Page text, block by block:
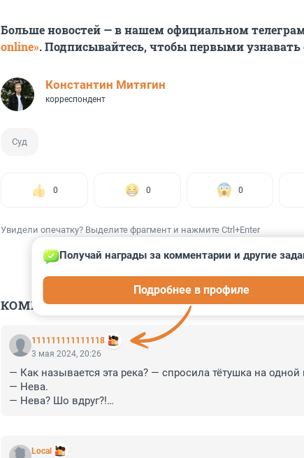
Больше новостей — в нашем официальном
online». Подписывайтесь, чтобы первыми
Константин Митягин
корреспондент
Суд
0 0 0
Увидели опечатку? Выделите фрагмент и нажмите Ctrl+Enter
КОММЕНТАРИИ 3
111111111111118
Получай награды за комментарии и другие
Подробнее в профиле
3 мая 2024, 20:26
— Как называется эта река? — спросила тётушка на
— Нева.
— Нева? Шо вдруг?!
Local